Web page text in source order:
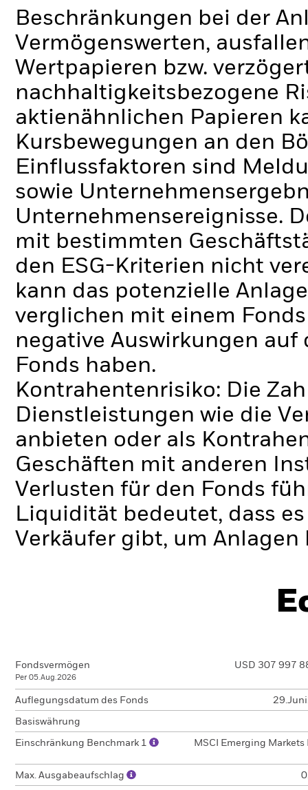
Beschränkungen bei der
Vermögenswerten,
Wertpapieren bzw.
nachhaltigkeitsbezogene
aktienähnlichen Papieren
Kursbewegungen an den
Einflussfaktoren sind
sowie
Unternehmensereignisse.
mit bestimmten
den ESG-Kriterien nicht
kann das potenzielle
verglichen mit einem
negative Auswirkungen
Fonds haben.
Kontrahentenrisiko: Die
Dienstleistungen wie die
anbieten oder als
Geschäften mit anderen
Verlusten für den Fonds
Liquidität bedeutet, dass
Verkäufer gibt, um
Fondsvermögen
Per 05.Aug.2026
USD 307 997
Auflegungsdatum des Fonds
Basiswährung
Einschränkung Benchmark 1
MSCI Emerging Markets
Max. Ausgabeaufschlag